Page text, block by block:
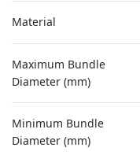
Material
Maximum Bundle
Diameter (mm)
Minimum Bundle
Diameter (mm)